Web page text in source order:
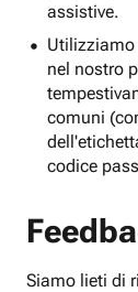
assistive.
nel nostro
comuni
codice
Siamo lieti di